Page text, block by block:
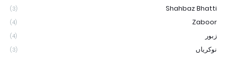
Shahbaz Bhatti
(3)
Zaboor
(4)
زبور (4)
نوکریاں (3)